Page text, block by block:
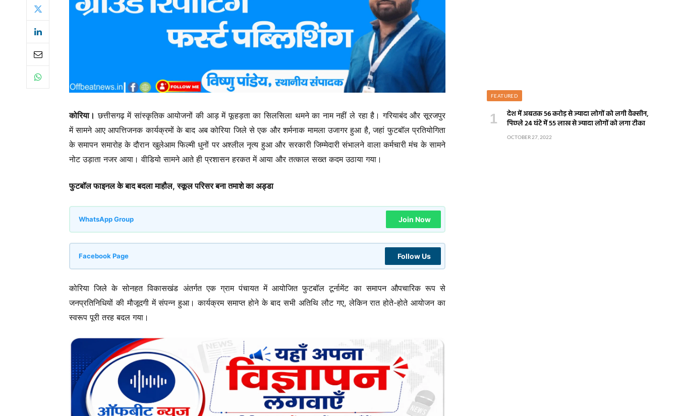
कोरिया। छत्तीसगढ़ में सांस्कृतिक आयोजनों की आड़ में फूहड़ता का सिलसिला थमने का नाम नहीं ले रहा है। गरियाबंद और सूरजपुर
में सामने आए आपत्तिजनक कार्यक्रमों के बाद अब कोरिया जिले से एक और शर्मनाक मामला उजागर हुआ है, जहां फुटबॉल प्रतियोगिता
के समापन समारोह के दौरान खुलेआम फिल्मी धुनों पर अश्लील नृत्य हुआ और सरकारी जिम्मेदारी संभालने वाला कर्मचारी मंच के सामने
नोट उड़ाता नजर आया। वीडियो सामने आते ही प्रशासन हरकत में आया और तत्काल सख्त कदम उठाया गया।
फुटबॉल फाइनल के बाद बदला माहौल, स्कूल परिसर बना तमाशे का अड्डा
WhatsApp Group Join Now
Facebook Page Follow Us
कोरिया जिले के सोनहत विकासखंड अंतर्गत एक ग्राम पंचायत में आयोजित फुटबॉल टूर्नामेंट का समापन औपचारिक रूप से
जनप्रतिनिधियों की मौजूदगी में संपन्न हुआ। कार्यक्रम समाप्त होने के बाद सभी अतिथि लौट गए, लेकिन रात होते-होते आयोजन का
स्वरूप पूरी तरह बदल गया।
FEATURED
देश में अबतक 56 करोड़ से ज्यादा लोगों को लगी वैक्सीन,
पिछले 24 घंटे में 55 लाख से ज्यादा लोगों को लगा टीका
OCTOBER 27, 2022